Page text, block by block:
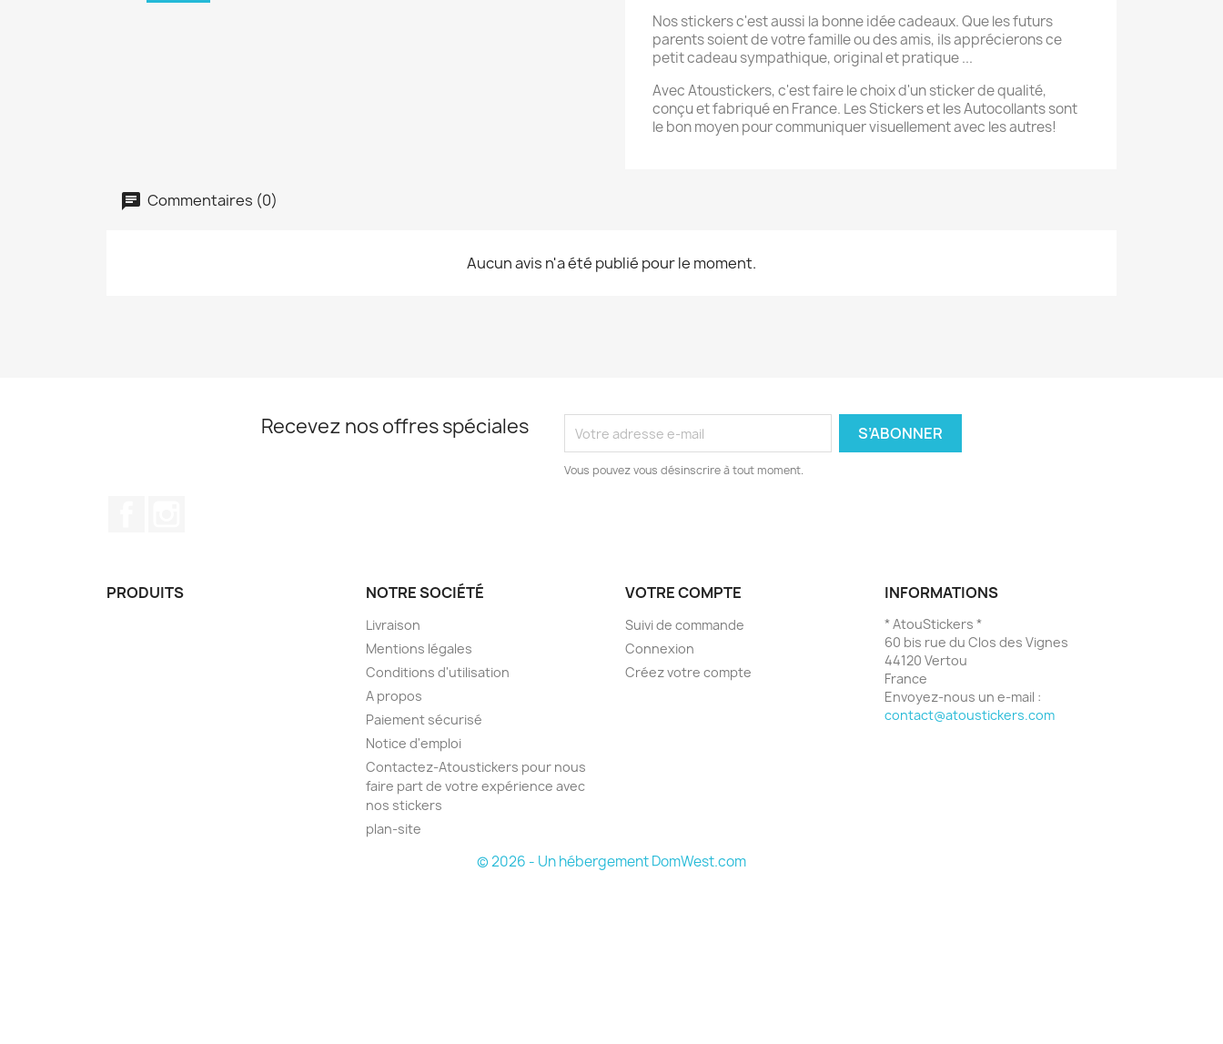
Nos stickers c'est aussi la bonne idée cadeaux. Que les futurs
parents soient de votre famille ou des amis, ils apprécierons ce
petit cadeau sympathique, original et pratique ...
Avec Atoustickers, c'est faire le choix d'un sticker de qualité,
conçu et fabriqué en France. Les Stickers et les Autocollants sont
le bon moyen pour communiquer visuellement avec les autres!
Commentaires (0)
Aucun avis n'a été publié pour le moment.
Recevez nos offres spéciales
Vous pouvez vous désinscrire à tout moment.
PRODUITS NOTRE SOCIÉTÉ
Livraison
Mentions légales
Conditions d'utilisation
A propos
Paiement sécurisé
Notice d'emploi
Contactez-Atoustickers pour nous
faire part de votre expérience avec
nos stickers
plan-site
VOTRE COMPTE
Suivi de commande
Connexion
Créez votre compte
INFORMATIONS
* AtouStickers *
60 bis rue du Clos des Vignes
44120 Vertou
France
Envoyez-nous un e-mail :
contact@atoustickers.com
© 2026 - Un hébergement DomWest.com